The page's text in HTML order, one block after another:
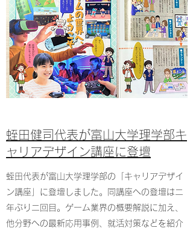
​​蛭田健司代表が富山大学理学部キ
ャリアデザイン講座に登壇
​蛭田代表が富山大学理学部の「キャリアデザイ
ン講座」に登壇しました。同講座への登壇は二
年ぶり二回目。ゲーム業界の概要解説に加え、
他分野への最新応用事例、就活対策などを紹介